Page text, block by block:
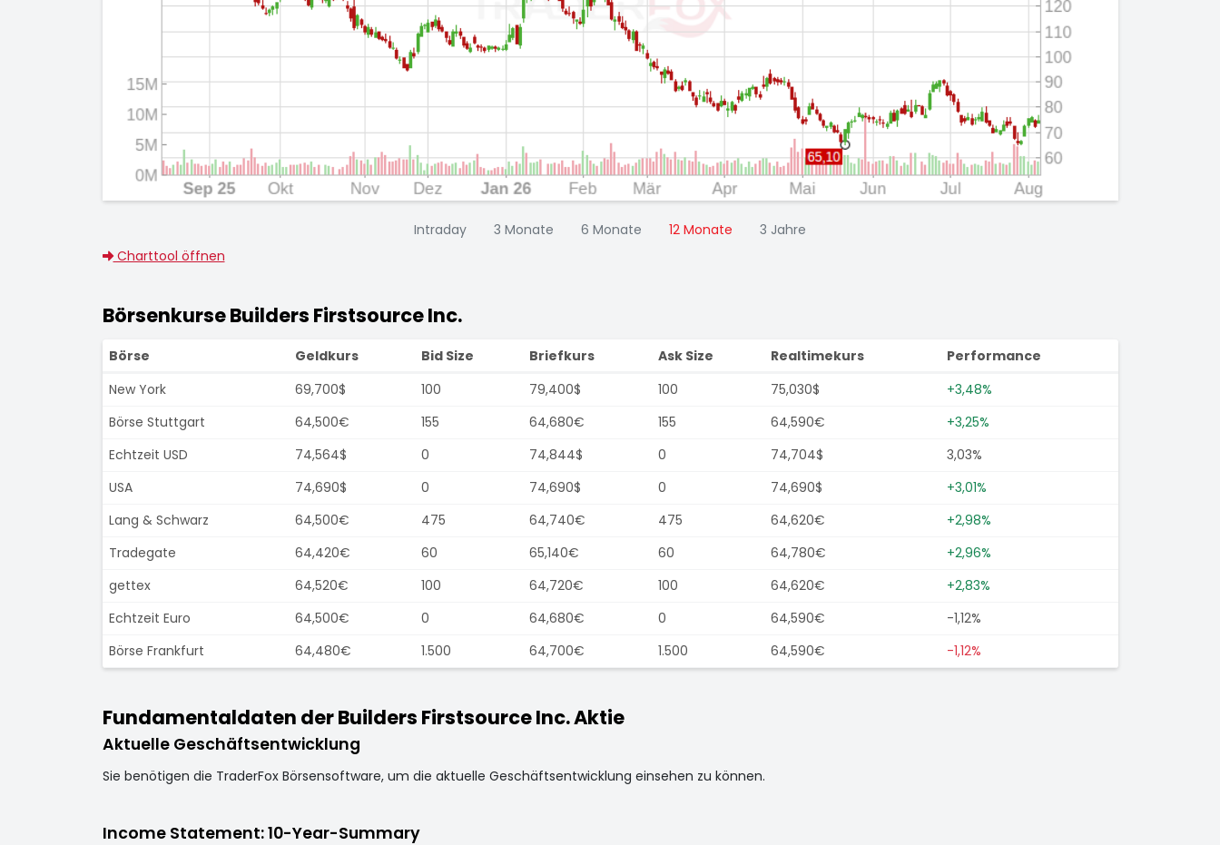
Intraday 3 Monate 6 Monate 12 Monate
3 Jahre
Charttool öffnen
Börsenkurse Builders Firstsource Inc.
Börse Geldkurs Bid Size Briefkurs Ask Size Realtimekurs
Performance
New York
69,700$ 100 79,400$ 100 75,030$
+3,48%
Börse Stuttgart
64,500€ 155 64,680€ 155 64,590€
+3,25%
Echtzeit USD
74,564$ 0 74,844$ 0 74,704$
3,03%
USA
74,690$ 0 74,690$ 0 74,690$
+3,01%
Lang & Schwarz
64,500€ 475 64,740€ 475 64,620€
+2,98%
Tradegate
64,420€ 60 65,140€ 60 64,780€
+2,96%
gettex
64,520€ 100 64,720€ 100 64,620€
+2,83%
Echtzeit Euro
64,500€ 0 64,680€ 0 64,590€
-1,12%
Börse Frankfurt
64,480€ 1.500 64,700€ 1.500 64,590€ -1,12%
Fundamentaldaten der Builders Firstsource Inc. Aktie
Aktuelle Geschäftsentwicklung
Sie benötigen die TraderFox Börsensoftware, um die aktuelle Geschäftsentwicklung einsehen zu können.
Income Statement: 10-Year-Summary